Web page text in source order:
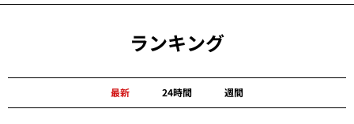
ランキング
最新 24時間 週間